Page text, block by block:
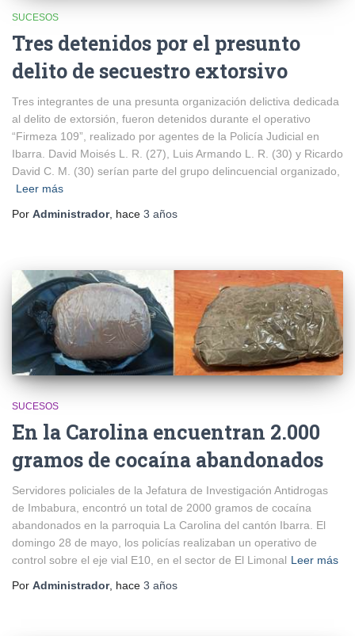
SUCESOS
Tres detenidos por el presunto
delito de secuestro extorsivo
Tres integrantes de una presunta organización delictiva dedicada
al delito de extorsión, fueron detenidos durante el operativo
“Firmeza 109”, realizado por agentes de la Policía Judicial en
Ibarra. David Moisés L. R. (27), Luis Armando L. R. (30) y Ricardo
David C. M. (30) serían parte del grupo delincuencial organizado,
Leer más
Por Administrador, hace 3 años
SUCESOS
En la Carolina encuentran 2.000
gramos de cocaína abandonados
Servidores policiales de la Jefatura de Investigación Antidrogas
de Imbabura, encontró un total de 2000 gramos de cocaína
abandonados en la parroquia La Carolina del cantón Ibarra. El
domingo 28 de mayo, los policías realizaban un operativo de
control sobre el eje vial E10, en el sector de El Limonal Leer más
Por Administrador, hace 3 años